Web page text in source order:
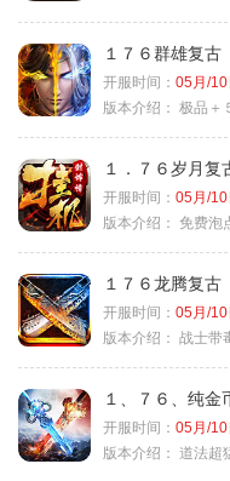
１７６群雄复古
开服时间： 05月/10
版本介绍： 极品＋
１．７６岁月复
开服时间： 05月/10
版本介绍： 免费泡
１７６龙腾复古
开服时间： 05月/10
版本介绍： 战士带
１、７６、纯金
开服时间： 05月/10
版本介绍： 道法超